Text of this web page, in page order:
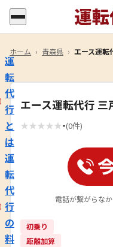
運
転
代
行
と
は
運
転
代
行
の
料
ホーム › 青森県 › エース運転
エース運転代行
★★★★★-(0件)
電話が繋がらな
初乗り
距離加算